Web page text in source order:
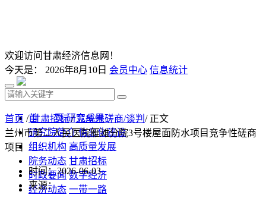
欢迎访问甘肃经济信息网！
今天是： 2026年8月10日 会员中心 信息统计
首 页 研究成果
研究院简介 信息化建设
组织机构 高质量发展
院务动态 甘肃招标
时政要闻 数字经济
经济动态 一带一路
首页 /甘肃招标/竞争性磋商/谈判 / 正文
兰州市第二人民医院雁滩分院3号楼屋面防水项目竞争性磋商
项目
时间：2026-06-03
来源：